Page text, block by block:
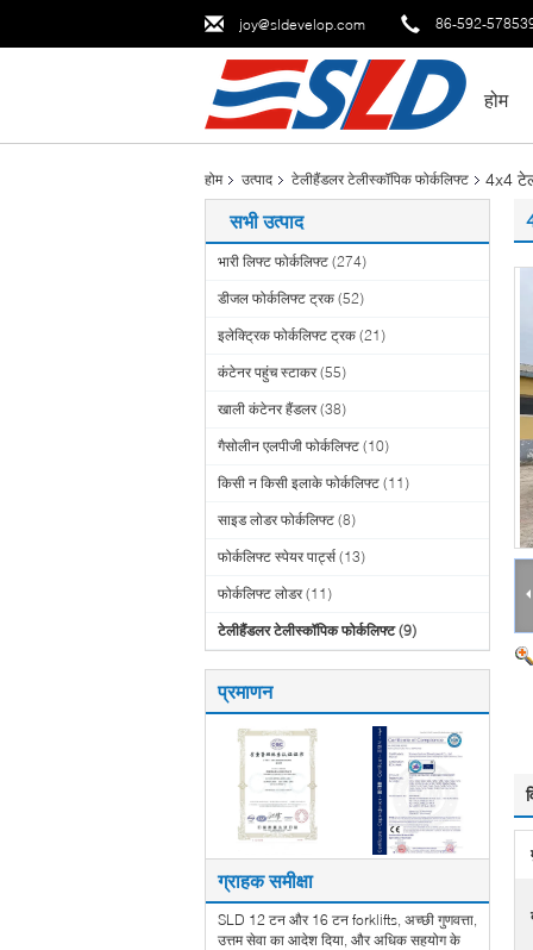
joy@sldevelop.com 86-592-
होम
होम उत्पाद टेलीहैंडलर टेलीस्कॉपिक फोर्कलिफ्ट 4x4
सभी उत्पाद
भारी लिफ्ट फोर्कलिफ्ट (274)
डीजल फोर्कलिफ्ट ट्रक (52)
इलेक्ट्रिक फोर्कलिफ्ट ट्रक (21)
कंटेनर पहुंच स्टाकर (55)
खाली कंटेनर हैंडलर (38)
गैसोलीन एलपीजी फोर्कलिफ्ट (10)
किसी न किसी इलाके फोर्कलिफ्ट (11)
साइड लोडर फोर्कलिफ्ट (8)
फोर्कलिफ्ट स्पेयर पार्ट्स (13)
फोर्कलिफ्ट लोडर (11)
टेलीहैंडलर टेलीस्कॉपिक फोर्कलिफ्ट (9)
प्रमाणन
ग्राहक समीक्षा
SLD 12 टन और 16 टन forklifts, अच्छी गुणवत्ता,
उत्तम सेवा का आदेश दिया, और अधिक सहयोग के